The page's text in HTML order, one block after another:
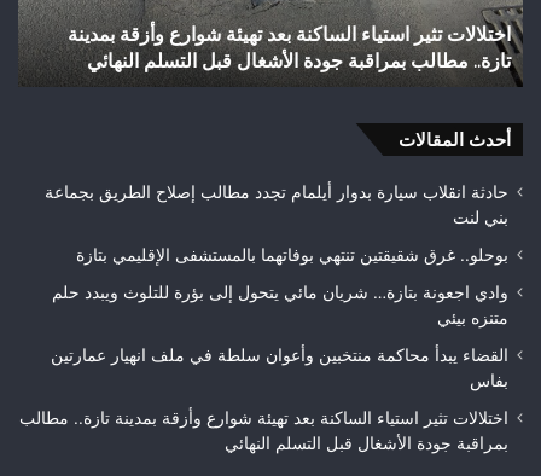
بعد تهيئة شوارع وأزقة بمدينة
جودة الأشغال قبل التسلم النهائي
إلى
القسم
الثاني
هواة
فاس
شباب رأس أجيري يحقق
الثاني هواة ويتوج
أحدث المقالات
حادثة انقلاب سيارة بدوار أيلمام تجدد مطالب إصلاح الطريق بجماعة
بني لنت
بوحلو.. غرق شقيقتين تنتهي بوفاتهما بالمستشفى الإقليمي بتازة
وادي اجعونة بتازة… شريان مائي يتحول إلى بؤرة للتلوث ويبدد حلم
متنزه بيئي
القضاء يبدأ محاكمة منتخبين وأعوان سلطة في ملف انهيار عمارتين
بفاس
اختلالات تثير استياء الساكنة بعد تهيئة شوارع وأزقة بمدينة تازة.. مطالب
بمراقبة جودة الأشغال قبل التسلم النهائي